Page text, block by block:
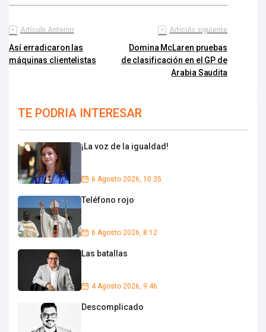
Artículo Anterior
Así erradicaron las
máquinas clientelistas
Artículo siguiente
Domina McLaren pruebas
de clasificación en el GP de
Arabia Saudita
TE PODRIA INTERESAR
¡La voz de la igualdad!
6 Agosto 2026, 10:35
Teléfono rojo
6 Agosto 2026, 8:12
Las batallas
4 Agosto 2026, 9:46
Descomplicado